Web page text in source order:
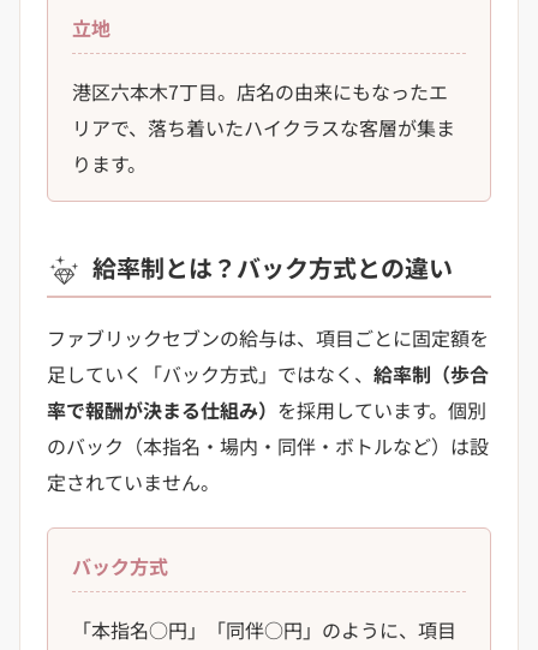
立地
港区六本木7丁目。店名の由来にもなったエ
リアで、落ち着いたハイクラスな客層が集ま
ります。
給率制とは？バック方式との違い
ファブリックセブンの給与は、項目ごとに固定額を
足していく「バック方式」ではなく、給率制（歩合
率で報酬が決まる仕組み） を採用しています。個別
のバック（本指名・場内・同伴・ボトルなど）は設
定されていません。
バック方式
「本指名○円」「同伴○円」のように、項目